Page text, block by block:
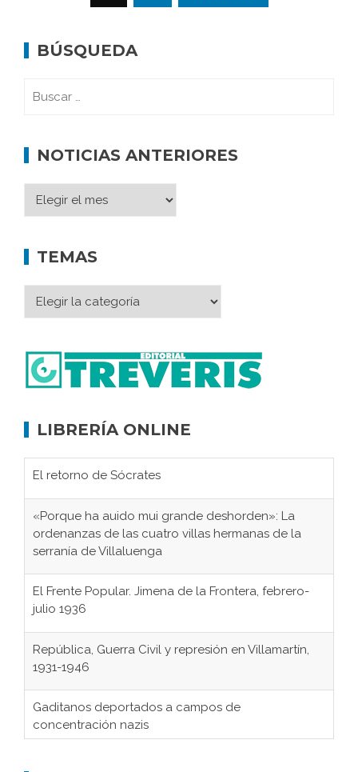
BÚSQUEDA
NOTICIAS ANTERIORES
TEMAS
LIBRERÍA ONLINE
El retorno de Sócrates
«Porque ha auido mui grande deshorden»: La
ordenanzas de las cuatro villas hermanas de la
serranía de Villaluenga
El Frente Popular. Jimena de la Frontera, febrero-
julio 1936
República, Guerra Civil y represión en Villamartín,
1931-1946
Gaditanos deportados a campos de
concentración nazis